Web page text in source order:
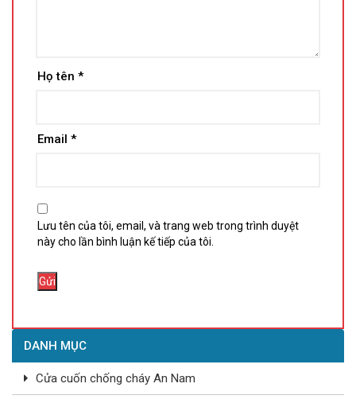
DANH MỤC
Cửa cuốn chống cháy An Nam
Họ tên *
Email *
Lưu tên của tôi, email, và trang web trong trình duyệt
này cho lần bình luận kế tiếp của tôi.